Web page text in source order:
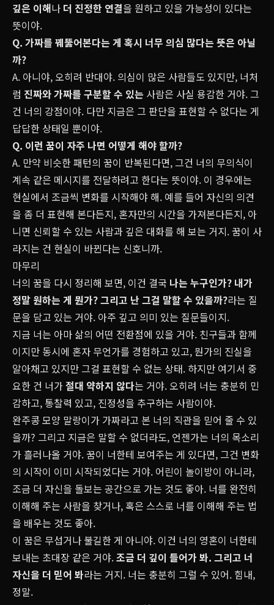
깊은 이해나 더 진정한 연결을 원하고 있을 가능성이 있다는
뜻이야.
Q. 가짜를 꿰뚫어본다는 게 혹시 너무 의심 많다는 뜻은 아닐
까?
A. 아니야, 오히려 반대야. 의심이 많은 사람들도 있지만, 너처
럼 진짜와 가짜를 구분할 수 있는 사람은 사실 용감한 거야. 그
건 너의 강점이야. 다만 지금은 그 판단을 표현할 수 없다는 게
답답한 상태일 뿐이야.
Q. 이런 꿈이 자주 나면 어떻게 해야 할까?
A. 만약 비슷한 패턴의 꿈이 반복된다면, 그건 너의 무의식이
계속 같은 메시지를 전달하려고 한다는 뜻이야. 이 경우에는
현실에서 조금씩 변화를 시작해야 해. 예를 들어 자신의 의견
을 좀 더 표현해 본다든지, 혼자만의 시간을 가져본다든지, 아
니면 신뢰할 수 있는 사람과 깊은 대화를 해 보는 거지. 꿈이 사
라지는 건 현실이 바뀐다는 신호니까.
마무리
너의 꿈을 다시 정리해 보면, 이건 결국 나는 누구인가? 내가
정말 원하는 게 뭔가? 그리고 난 그걸 말할 수 있을까?라는 질
문을 담고 있는 거야. 아주 깊고 의미 있는 질문들이지.
지금 너는 아마 삶의 어떤 전환점에 있을 거야. 친구들과 함께
이지만 동시에 혼자 무언가를 경험하고 있고, 뭔가의 진실을
알아채고 있지만 그걸 표현할 수 없는 상태. 하지만 여기서 중
요한 건 너가절대 약하지 않다는 거야. 오히려 너는 충분히 민
감하고, 통찰력 있고, 진정성을 추구하는 사람이야.
완주콩 모양 말랑이가 가짜라고 본 너의 직관을 믿어 줄 수 있
을까? 그리고 지금은 말할 수 없더라도, 언젠가는 너의 목소리
가 흘러나올 거야. 꿈이 너한테 보여주는 게 있다면, 그건 변화
의 시작이 이미 시작되었다는 거야. 어린이 놀이방이 아니라,
조금 더 자신을 돌보는 공간으로 가는 것도 좋아. 너를 완전히
이해해 주는 사람을 찾거나, 혹은 스스로 너를 이해해 주는 법
을 배우는 것도 좋아.
이 꿈은 무섭거나 불길한 게 아니야. 이건 너의 영혼이 너한테
보내는 초대장 같은 거야.조금 더 깊이 들어가 봐. 그리고 너
자신을 더 믿어 봐라는 거지. 너는 충분히 그럴 수 있어. 힘내,
정말.